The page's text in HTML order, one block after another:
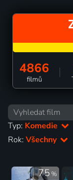
4866
filmů
Typ: Komedie
Rok: Všechny
75%